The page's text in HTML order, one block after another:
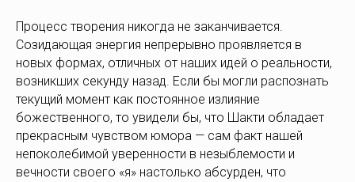
Процесс творения никогда не заканчивается.
Созидающая энергия непрерывно проявляется в
новых формах, отличных от наших идей о реальности,
возникших секунду назад. Если бы могли распознать
текущий момент как постоянное излияние
божественного, то увидели бы, что Шакти обладает
прекрасным чувством юмора — сам факт нашей
непоколебимой уверенности в незыблемости и
вечности своего «я» настолько абсурден, что